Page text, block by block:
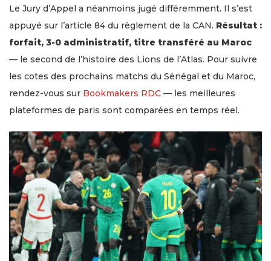
Le Jury d’Appel a néanmoins jugé différemment. Il s’est
appuyé sur l’article 84 du règlement de la CAN. Résultat :
forfait, 3-0 administratif, titre transféré au Maroc
— le second de l’histoire des Lions de l’Atlas. Pour suivre
les cotes des prochains matchs du Sénégal et du Maroc,
rendez-vous sur Bookmakers RDC — les meilleures
plateformes de paris sont comparées en temps réel.